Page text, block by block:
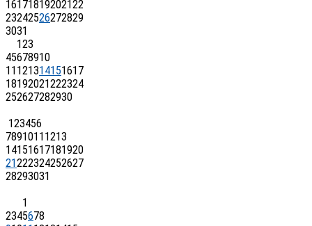
16171819202122
23242526272829
3031
123
45678910
11121314151617
18192021222324
252627282930
123456
78910111213
14151617181920
21222324252627
28293031
1
2345678